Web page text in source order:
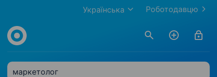
Роботодавцю
Українська
маркетолог